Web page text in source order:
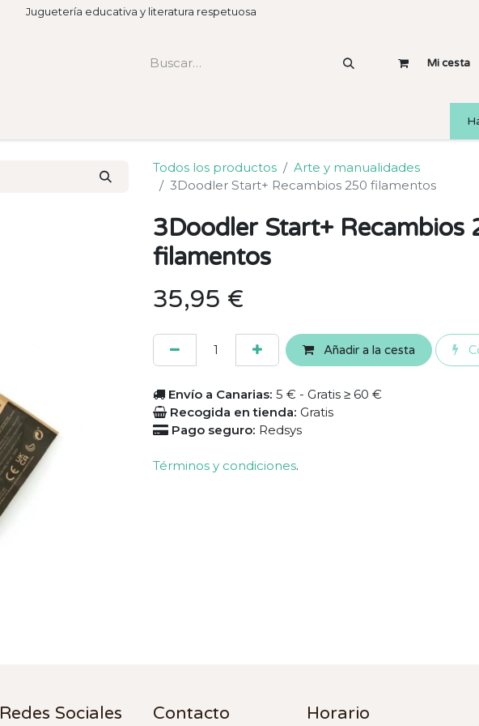
Juguetería educativa y literatura respetuosa
Mi cesta
Todos los productos
Arte y manualidades
3Doodler Start+ Recambios 250 filamentos
3Doodler Start+ Recambios
filamentos
35,95 €
Añadir a la cesta
Envío a Canarias: 5 € - Gratis ≥ 60 €
Recogida en tienda: Gratis
Pago seguro: Redsys
Términos y condiciones.
Redes Sociales Contacto Horario